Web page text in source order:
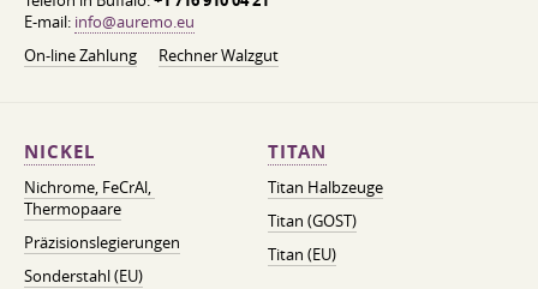
E-mail: info@auremo.eu
On-line Zahlung
Rechner Walzgut
NICKEL
Nichrome, FeСrAl, ​​
Thermopaare
Präzisionslegierungen
Sonderstahl (EU)
TITAN
Titan Halbzeuge
Titan (GOST)
Titan (EU)